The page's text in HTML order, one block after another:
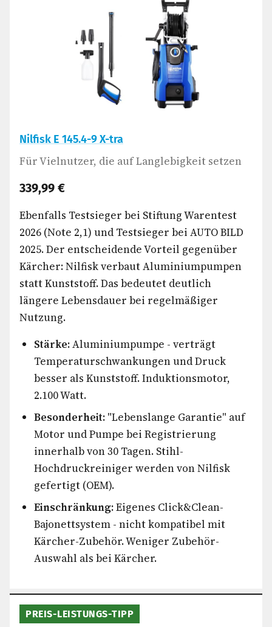
Nilfisk E 145.4-9 X-tra
Für Vielnutzer, die auf Langlebigkeit setzen
339,99 €
Ebenfalls Testsieger bei Stiftung Warentest
2026 (Note 2,1) und Testsieger bei AUTO BILD
2025. Der entscheidende Vorteil gegenüber
Kärcher: Nilfisk verbaut Aluminiumpumpen
statt Kunststoff. Das bedeutet deutlich
längere Lebensdauer bei regelmäßiger
Nutzung.
Stärke:Aluminiumpumpe - verträgt
Temperaturschwankungen und Druck
besser als Kunststoff. Induktionsmotor,
2.100 Watt.
Besonderheit: "Lebenslange Garantie" auf
Motor und Pumpe bei Registrierung
innerhalb von 30 Tagen. Stihl-
Hochdruckreiniger werden von Nilfisk
gefertigt (OEM).
Einschränkung:Eigenes Click&Clean-
Bajonettsystem - nicht kompatibel mit
Kärcher-Zubehör. Weniger Zubehör-
Auswahl als bei Kärcher.
PREIS-LEISTUNGS-TIPP